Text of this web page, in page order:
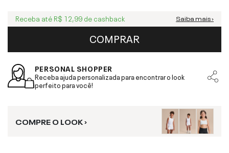
Receba até R$ 12,99 de cashback Saiba mais ›
COMPRAR
PERSONAL SHOPPER
Receba ajuda personalizada para encontrar o look
perfeito para você!
COMPRE O LOOK ›